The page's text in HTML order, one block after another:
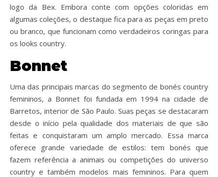
logo da Bex. Embora conte com opções coloridas em
algumas coleções, o destaque fica para as peças em preto
ou branco, que funcionam como verdadeiros coringas para
os looks country.
Bonnet
Uma das principais marcas do segmento de bonés country
femininos, a Bonnet foi fundada em 1994 na cidade de
Barretos, interior de São Paulo. Suas peças se destacaram
desde o início pela qualidade dos materiais de que são
feitas e conquistaram um amplo mercado. Essa marca
oferece grande variedade de estilos: tem bonés que
fazem referência a animais ou competições do universo
country e também modelos mais femininos. Para quem